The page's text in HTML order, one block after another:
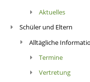
Aktuelles
Schüler und Eltern
Alltägliche
Termine
Vertretung